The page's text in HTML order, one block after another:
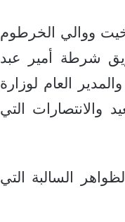
ووالي الخرطوم
شرطة أمير عبد
العام لوزارة
والانتصارات التي
السالبة التي